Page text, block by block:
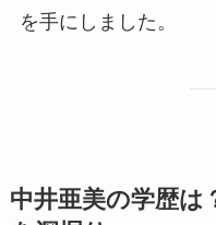
を手にしました。
中井亜美の学歴は